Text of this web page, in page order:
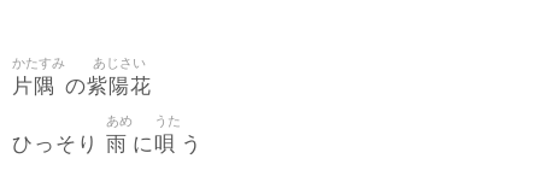
片隅
かたすみ
の紫陽花
あじさい
ひっそり 雨
あめ
に唄
うた
う